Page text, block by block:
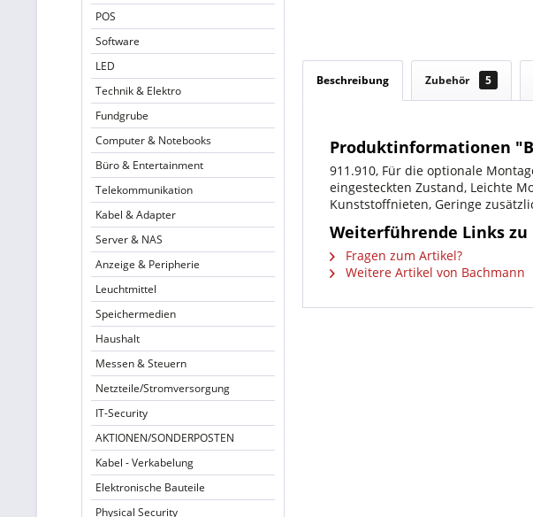
POS
Software
LED
Technik & Elektro
Fundgrube
Computer & Notebooks
Büro & Entertainment
Telekommunikation
Kabel & Adapter
Server & NAS
Anzeige & Peripherie
Leuchtmittel
Speichermedien
Haushalt
Messen & Steuern
Netzteile/Stromversorgung
IT-Security
AKTIONEN/SONDERPOSTEN
Kabel - Verkabelung
Elektronische Bauteile
Physical Security
Beschreibung Zubehör 5
Produktinformationen
911.910, Für die optionale
eingesteckten Zustand, Leichte
Kunststoffnieten, Geringe
Weiterführende Links zu
Fragen zum Artikel?
Weitere Artikel von Bachmann